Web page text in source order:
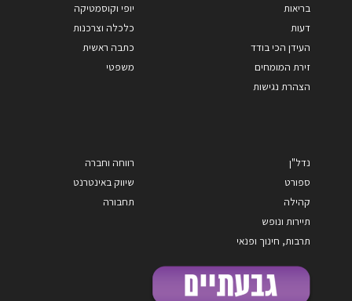
בריאות
דעות
העידן הכי בודד
זירת המומחים
הצהרת נגישות
יופי וקוסמטיקה
כלכלה וצרכנות
כתבה ראשית
משפטי
נדל"ן
ספורט
קהילה
תיירות ונופש
תרבות, חינוך ופנאי
רווחה וחברה
שיווק באינטרנט
תחבורה